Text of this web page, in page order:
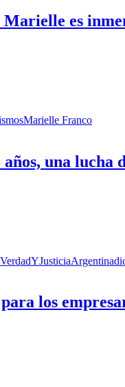
es
Marielle Franco
una lucha
Argentina
los